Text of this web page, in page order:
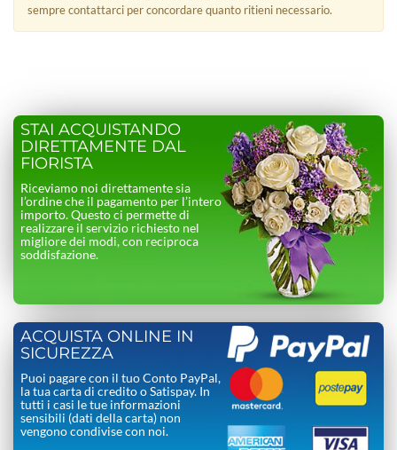
sempre contattarci per concordare quanto ritieni necessario.
STAI ACQUISTANDO
DIRETTAMENTE DAL
FIORISTA
Riceviamo noi direttamente sia
l’ordine che il pagamento per l’intero
importo. Questo ci permette di
realizzare il servizio richiesto nel
migliore dei modi, con reciproca
soddisfazione.
ACQUISTA ONLINE IN
SICUREZZA
Puoi pagare con il tuo Conto PayPal,
la tua carta di credito o Satispay. In
tutti i casi le tue informazioni
sensibili (dati della carta) non
vengono condivise con noi.